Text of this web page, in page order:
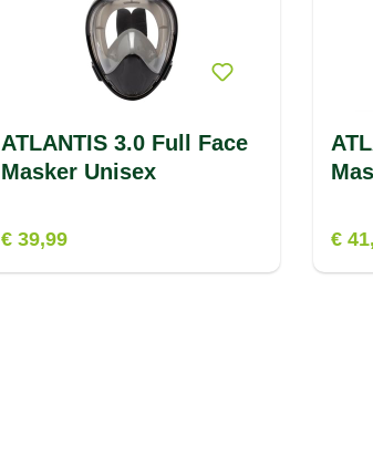
ATLANTIS 3.0 Full Face
Masker Unisex
€ 39,99 €